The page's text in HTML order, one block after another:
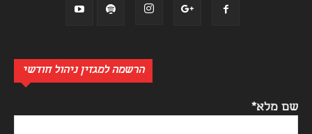
הרשמה למגזין ניהול חודשי
שם מלא*